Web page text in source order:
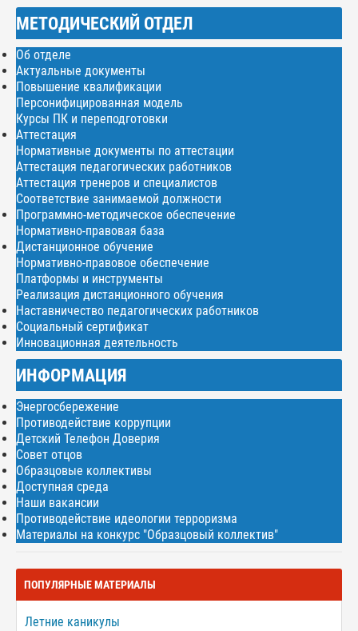
МЕТОДИЧЕСКИЙ ОТДЕЛ
Об отделе
Актуальные документы
Повышение квалификации
Персонифицированная модель
Курсы ПК и переподготовки
Аттестация
Нормативные документы по аттестации
Аттестация педагогических работников
Аттестация тренеров и специалистов
Соответствие занимаемой должности
Программно-методическое обеспечение
Нормативно-правовая база
Дистанционное обучение
Нормативно-правовое обеспечение
Платформы и инструменты
Реализация дистанционного обучения
Наставничество педагогических работников
Социальный сертификат
Инновационная деятельность
ИНФОРМАЦИЯ
Энергосбережение
Противодействие коррупции
Детский Телефон Доверия
Совет отцов
Образцовые коллективы
Доступная среда
Наши вакансии
Противодействие идеологии терроризма
Материалы на конкурс "Образцовый коллектив"
ПОПУЛЯРНЫЕ МАТЕРИАЛЫ
Летние каникулы